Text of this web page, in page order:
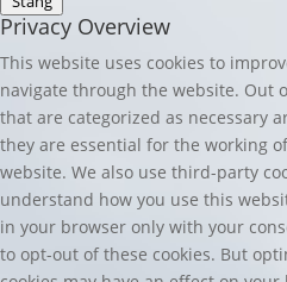
Privacy Overview
This website uses cookies to
navigate through the website. Out
that are categorized as necessary
they are essential for the working
website. We also use third-party
understand how you use this
in your browser only with your
to opt-out of these cookies. But